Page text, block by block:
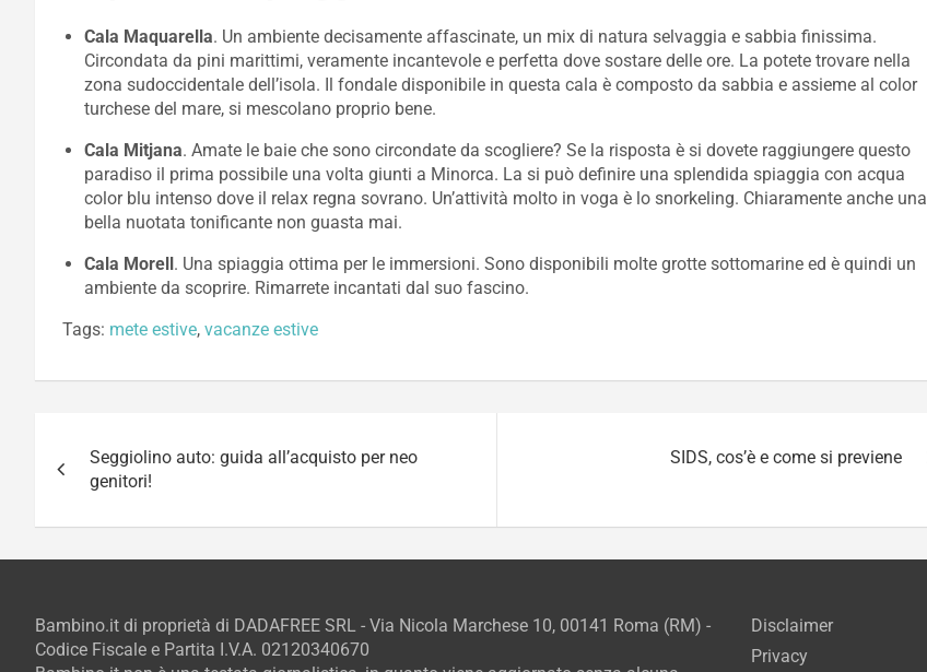
Cala Maquarella. Un ambiente decisamente affascinate, un mix di natura selvaggia e sabbia finissima.
Circondata da pini marittimi, veramente incantevole e perfetta dove sostare delle ore. La potete trovare nella
zona sudoccidentale dell’isola. Il fondale disponibile in questa cala è composto da sabbia e assieme al color
turchese del mare, si mescolano proprio bene.
Cala Mitjana. Amate le baie che sono circondate da scogliere? Se la risposta è si dovete raggiungere questo
paradiso il prima possibile una volta giunti a Minorca. La si può definire una splendida spiaggia con acqua
color blu intenso dove il relax regna sovrano. Un’attività molto in voga è lo snorkeling. Chiaramente anche una
bella nuotata tonificante non guasta mai.
Cala Morell. Una spiaggia ottima per le immersioni. Sono disponibili molte grotte sottomarine ed è quindi un
ambiente da scoprire. Rimarrete incantati dal suo fascino.
Tags: mete estive, vacanze estive
articoli
Seggiolino auto: guida all’acquisto per neo
genitori!
SIDS, cos’è e come si previene
Bambino.it di proprietà di DADAFREE SRL - Via Nicola Marchese 10, 00141 Roma (RM) -
Codice Fiscale e Partita I.V.A. 02120340670
Disclaimer
Privacy